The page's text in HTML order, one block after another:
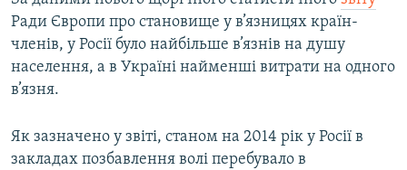
Усі сайти RFE/RL
Ради Європи про становище у в’язницях країн-
членів, у Росії було найбільше в’язнів на душу
населення, а в Україні найменші витрати на одного
в’язня.
Як зазначено у звіті, станом на 2014 рік у Росії в
закладах позбавлення волі перебувало в